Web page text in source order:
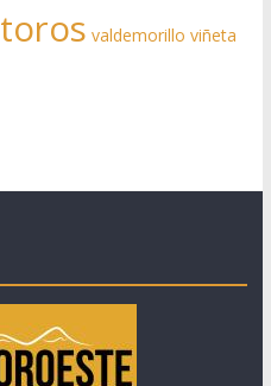
toros valdemorillo viñeta